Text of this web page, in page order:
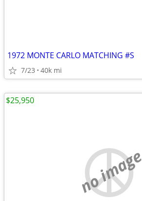
1972 MONTE CARLO MATCHING #S
7/23 40k mi
no image
$25,950